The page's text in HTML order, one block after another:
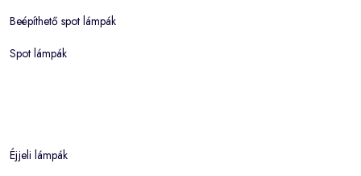
Beépíthető spot lámpák
Spot lámpák
Éjjeli lámpák